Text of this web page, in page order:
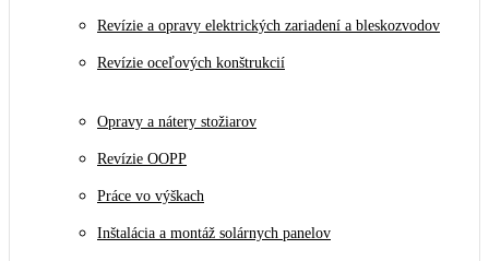
Revízie a opravy elektrických zariadení a bleskozvodov
Revízie oceľových konštrukcií
Opravy a nátery stožiarov
Revízie OOPP
Práce vo výškach
Inštalácia a montáž solárnych panelov